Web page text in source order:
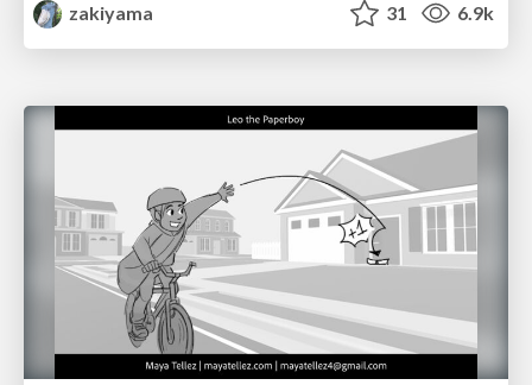
zakiyama
31 6.9k